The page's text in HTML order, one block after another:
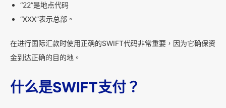
“22”是地点代码
“XXX”表示总部。
在进行国际汇款时使用正确的SWIFT代码非常重要，因为它确保资
金到达正确的目的地。
什么是SWIFT支付？